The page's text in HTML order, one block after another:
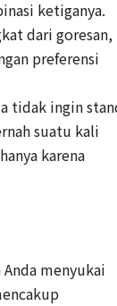
ketiganya.
dari goresan,
preferensi
tidak ingin
suatu kali
karena
menyukai